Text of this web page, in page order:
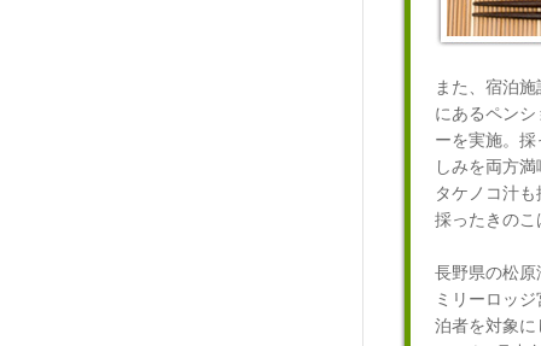
また、宿泊
にあるペン
ーを実施。
しみを両方
タケノコ汁
採ったきの
長野県の松
ミリーロッ
泊者を対象